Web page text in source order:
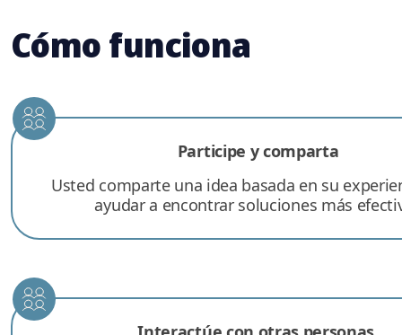
Cómo funciona
Participe y comparta
Usted comparte una idea basada en su
ayudar a encontrar soluciones más